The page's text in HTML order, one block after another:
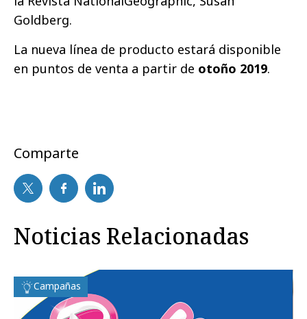
Goldberg.
La nueva línea de producto estará disponible
en puntos de venta a partir de otoño 2019.
Comparte
Noticias Relacionadas
Campañas